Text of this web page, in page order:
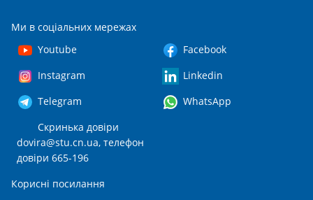
Ми в соціальних мережах
Youtube
Facebook
Instagram
Linkedin
Telegram
WhatsApp
Скринька довіри
dovira@stu.cn.ua, телефон
довіри 665-196
Корисні посилання